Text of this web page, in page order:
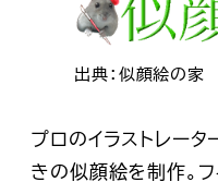
出典：似顔絵の家
プロのイラストレー
きの似顔絵を制作。